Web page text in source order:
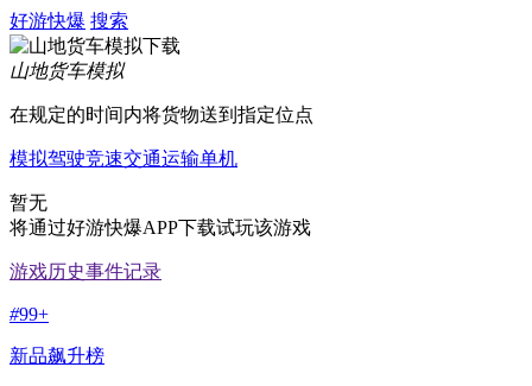
好游快爆 搜索
山地货车模拟
在规定的时间内将货物送到指定位点
模拟驾驶竞速交通运输单机
暂无
将通过好游快爆APP下载试玩该游戏
游戏历史事件记录
#99+
新品飙升榜